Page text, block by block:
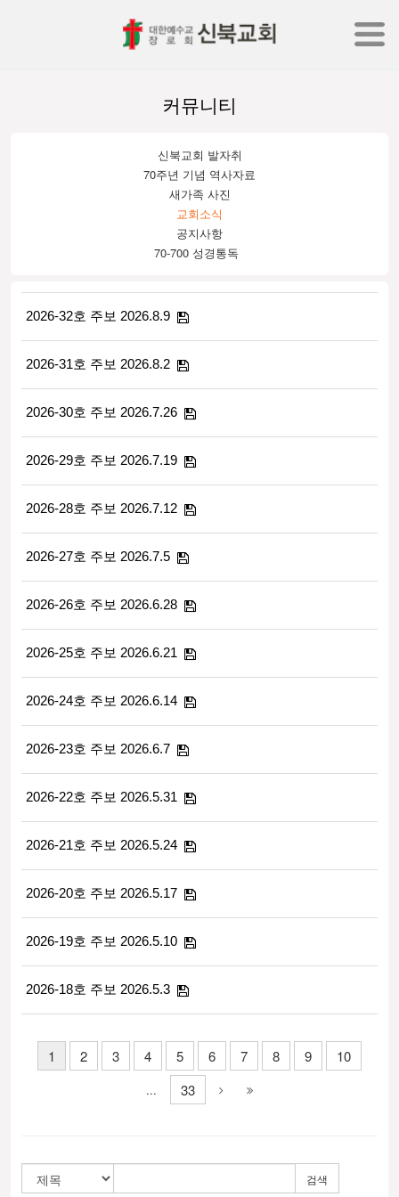
커뮤니티
신북교회 발자취
70주년 기념 역사자료
새가족 사진
교회소식
공지사항
70-700 성경통독
2026-32호 주보 2026.8.9
2026-31호 주보 2026.8.2
2026-30호 주보 2026.7.26
2026-29호 주보 2026.7.19
2026-28호 주보 2026.7.12
2026-27호 주보 2026.7.5
2026-26호 주보 2026.6.28
2026-25호 주보 2026.6.21
2026-24호 주보 2026.6.14
2026-23호 주보 2026.6.7
2026-22호 주보 2026.5.31
2026-21호 주보 2026.5.24
2026-20호 주보 2026.5.17
2026-19호 주보 2026.5.10
2026-18호 주보 2026.5.3
1 2 3 4 5 6 7 8 9 10
... 33
검색